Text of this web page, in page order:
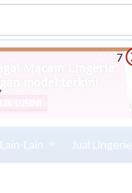
6
Lain-Lain Jual